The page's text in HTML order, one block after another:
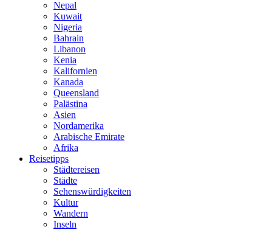
Nepal
Kuwait
Nigeria
Bahrain
Libanon
Kenia
Kalifornien
Kanada
Queensland
Palästina
Asien
Nordamerika
Arabische Emirate
Afrika
Reisetipps
Städtereisen
Städte
Sehenswürdigkeiten
Kultur
Wandern
Inseln